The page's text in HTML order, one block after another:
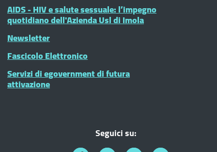
AIDS - HIV e salute sessuale: l’impegno
quotidiano dell'Azienda Usl di Imola
Newsletter
Fascicolo Elettronico
Servizi di egovernment di futura
attivazione
Seguici su: